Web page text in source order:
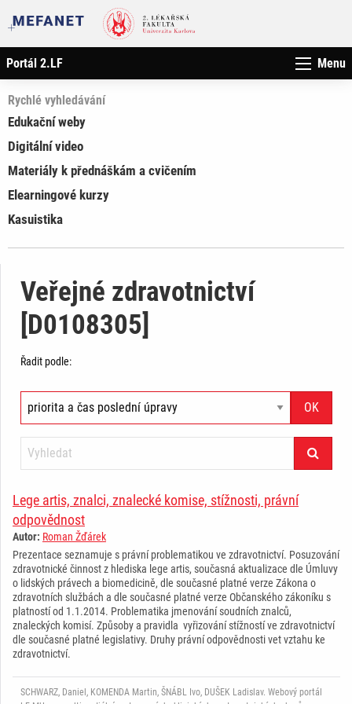
Portál 2.LF Menu
Rychlé vyhledávání
Edukační weby
Digitální video
Materiály k přednáškám a cvičením
Elearningové kurzy
Kasuistika
Veřejné zdravotnictví
[D0108305]
Řadit podle:
Lege artis, znalci, znalecké komise, stížnosti, právní
odpovědnost
Autor: Roman Žďárek
Prezentace seznamuje s právní problematikou ve zdravotnictví. Posuzování
zdravotnické činnost z hlediska lege artis, současná aktualizace dle Úmluvy
o lidských právech a biomedicině, dle současné platné verze Zákona o
zdravotních službách a dle současné platné verze Občanského zákoníku s
platností od 1.1.2014. Problematika jmenování soudních znalců,
znaleckých komisí. Způsoby a pravidla vyřizování stížností ve zdravotnictví
dle současné platné legislativy. Druhy právní odpovědnosti vet vztahu ke
zdravotnictví.
SCHWARZ, Daniel, KOMENDA Martin, ŠNÁBL Ivo, DUŠEK Ladislav. Webový portál